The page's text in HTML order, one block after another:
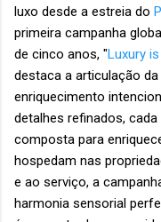
luxo desde a estreia do
primeira campanha
de cinco anos, "Luxury
destaca a articulação
enriquecimento
detalhes refinados,
composta para
hospedam nas
e ao serviço, a
harmonia sensorial